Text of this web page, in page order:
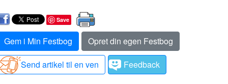
Save
Gem i Min Festbog
Opret din egen Festbog
Send artikel til en ven
Feedback